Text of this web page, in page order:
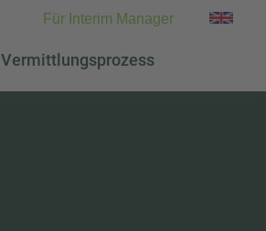
Für Interim Manager
Vermittlungsprozess